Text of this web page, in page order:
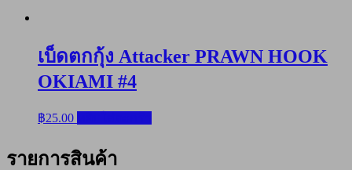
เบ็ดตกกุ้ง Attacker PRAWN HOOK
OKIAMI #4
฿25.00
รายการสินค้า